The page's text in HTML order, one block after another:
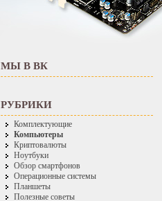
МЫ В ВК
РУБРИКИ
Комплектующие
Компьютеры
Криптовалюты
Ноутбуки
Обзор смартфонов
Операционные системы
Планшеты
Полезные советы